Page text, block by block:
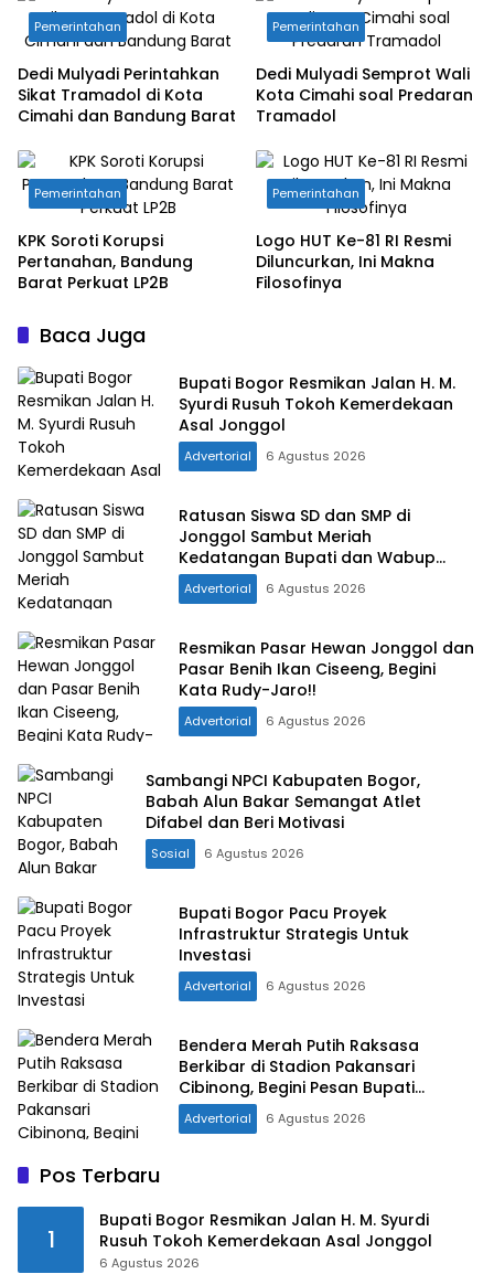
Pemerintahan
Dedi Mulyadi Perintahkan
Sikat Tramadol di Kota
Cimahi dan Bandung Barat
Pemerintahan
Dedi Mulyadi Semprot Wali
Kota Cimahi soal Predaran
Tramadol
Pemerintahan
KPK Soroti Korupsi
Pertanahan, Bandung
Barat Perkuat LP2B
Pemerintahan
Logo HUT Ke-81 RI Resmi
Diluncurkan, Ini Makna
Filosofinya
Baca Juga
Bupati Bogor Resmikan Jalan H. M.
Syurdi Rusuh Tokoh Kemerdekaan
Asal Jonggol
Advertorial 6 Agustus 2026
Ratusan Siswa SD dan SMP di
Jonggol Sambut Meriah
Kedatangan Bupati dan Wabup
Bogor
Advertorial 6 Agustus 2026
Resmikan Pasar Hewan Jonggol dan
Pasar Benih Ikan Ciseeng, Begini
Kata Rudy-Jaro!!
Advertorial 6 Agustus 2026
Sambangi NPCI Kabupaten Bogor,
Babah Alun Bakar Semangat Atlet
Difabel dan Beri Motivasi
Sosial 6 Agustus 2026
Bupati Bogor Pacu Proyek
Infrastruktur Strategis Untuk
Investasi
Advertorial 6 Agustus 2026
Bendera Merah Putih Raksasa
Berkibar di Stadion Pakansari
Cibinong, Begini Pesan Bupati
Bogor!!
Advertorial 6 Agustus 2026
Pos Terbaru
1
Bupati Bogor Resmikan Jalan H. M. Syurdi
Rusuh Tokoh Kemerdekaan Asal Jonggol
6 Agustus 2026